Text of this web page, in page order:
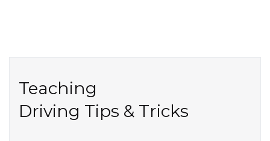
Teaching
Driving Tips & Tricks